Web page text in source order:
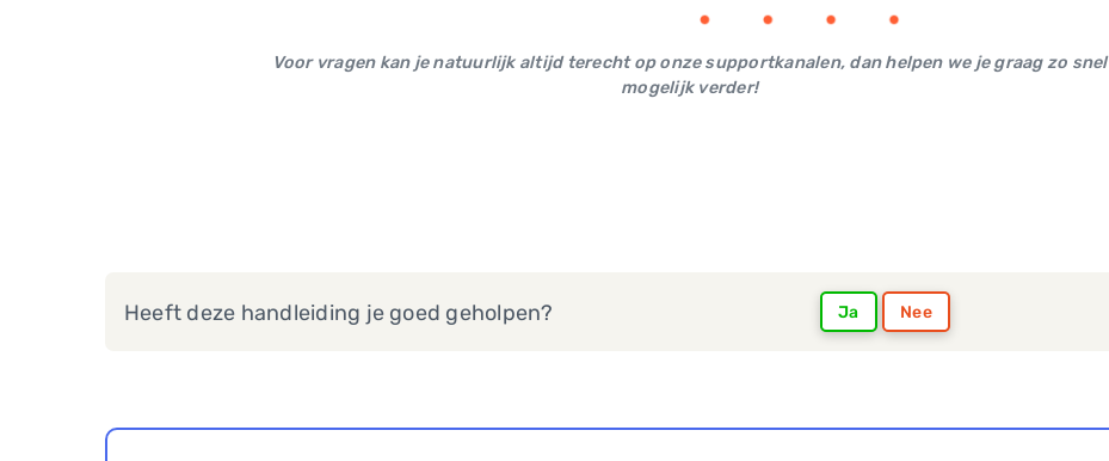
Voor vragen kan je natuurlijk altijd terecht op onze supportkanalen, dan helpen we je graag zo snel
mogelijk verder!
Heeft deze handleiding je goed geholpen? Ja Nee